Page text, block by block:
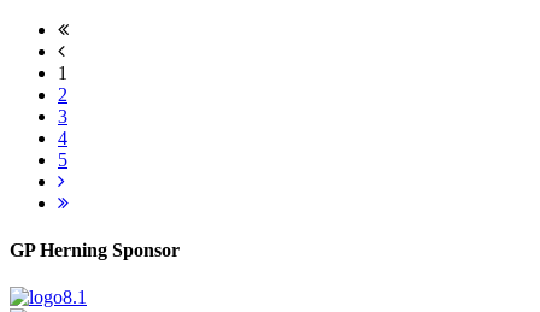
1
2
3
4
5
GP Herning Sponsor